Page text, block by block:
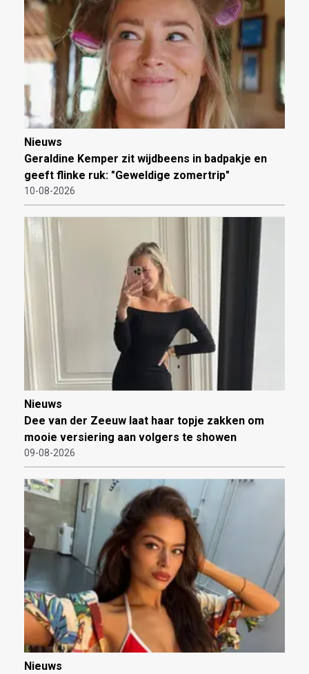
Nieuws
Geraldine Kemper zit wijdbeens in badpakje en
geeft flinke ruk: "Geweldige zomertrip"
10-08-2026
Nieuws
Dee van der Zeeuw laat haar topje zakken om
mooie versiering aan volgers te showen
09-08-2026
Nieuws